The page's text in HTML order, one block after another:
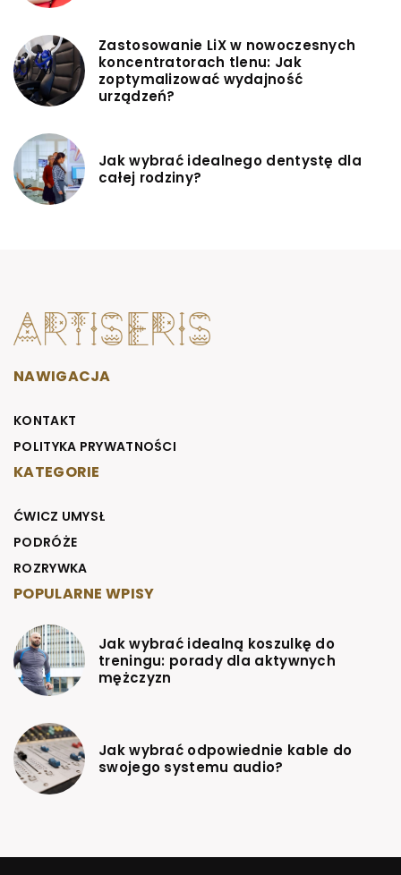
Zastosowanie LiX w nowoczesnych
koncentratorach tlenu: Jak
zoptymalizować wydajność
urządzeń?
Jak wybrać idealnego dentystę dla
całej rodziny?
NAWIGACJA
KONTAKT
POLITYKA PRYWATNOŚCI
KATEGORIE
ĆWICZ UMYSŁ
PODRÓŻE
ROZRYWKA
POPULARNE WPISY
Jak wybrać idealną koszulkę do
treningu: porady dla aktywnych
mężczyzn
Jak wybrać odpowiednie kable do
swojego systemu audio?